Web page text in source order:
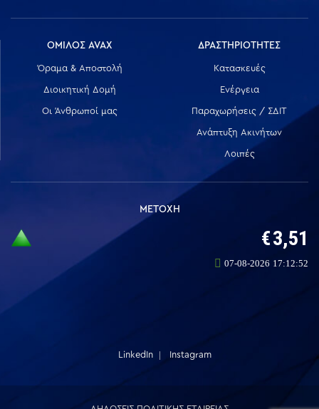
ΟΜΙΛΟΣ AVAX
Όραμα & Αποστολή
Διοικητική Δομή
Οι Άνθρωποί μας
ΔΡΑΣΤΗΡΙΟΤΗΤΕΣ
Κατασκευές
Ενέργεια
Παραχωρήσεις / ΣΔΙΤ
Ανάπτυξη Ακινήτων
Λοιπές
ΜΕΤΟΧΗ
LinkedIn Instagram